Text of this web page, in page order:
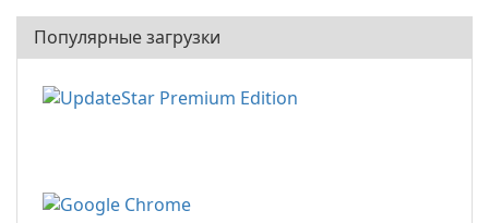
Популярные загрузки